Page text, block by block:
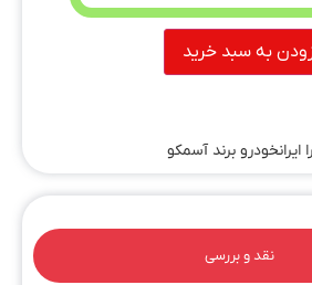
به سبد خرید
ایرانخودرو برند آسمکو
نقد و بررسی